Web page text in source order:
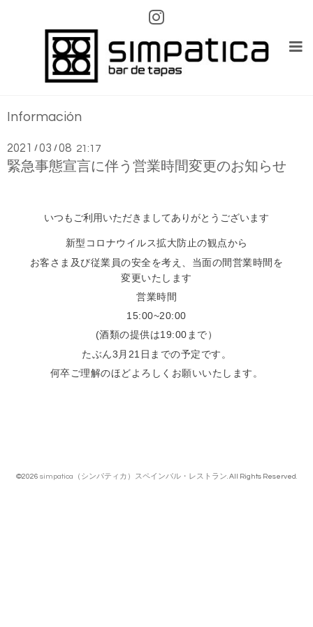
Información
2021 /03 /08 21:17
緊急事態宣言に伴う営業時間変更のお知らせ
いつもご利用いただきましてありがとうございます
新型コロナウイルス拡大防止の観点から
お客さま及び従業員の安全を考え、当面の間営業時間を
変更いたします
営業時間
15:00~20:00
(酒類の提供は19:00まで）
たぶん3月21日までの予定です。
何卒ご理解のほどよろしくお願いいたします。
©2026 simpatica（シンパティカ）スペインバル・レストラン . All Rights Reserved.